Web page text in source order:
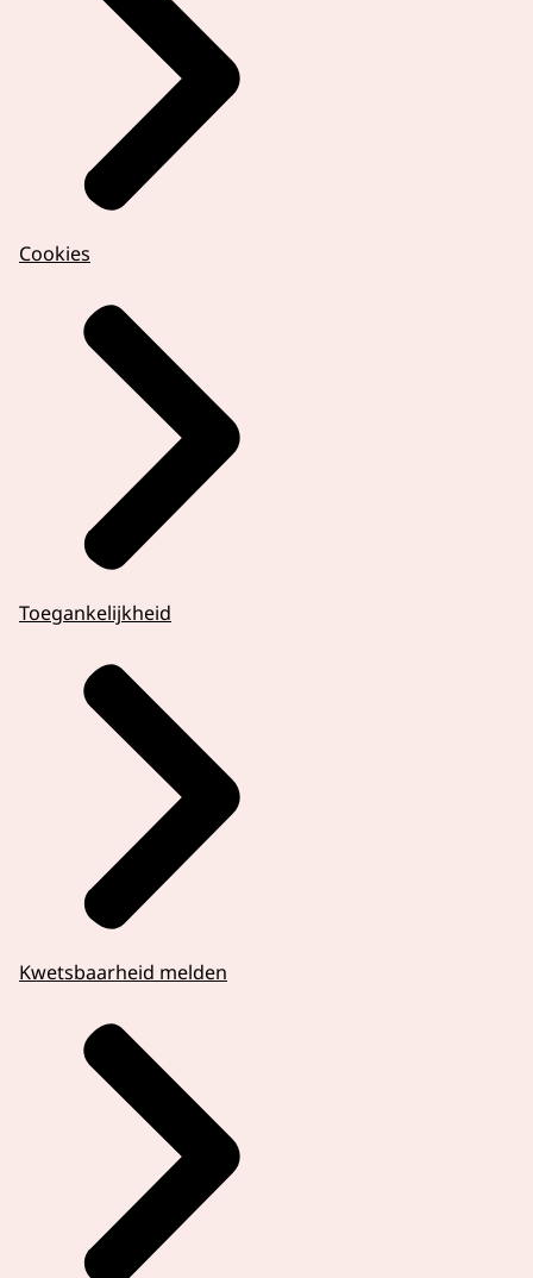
Cookies
Toegankelijkheid
Kwetsbaarheid melden